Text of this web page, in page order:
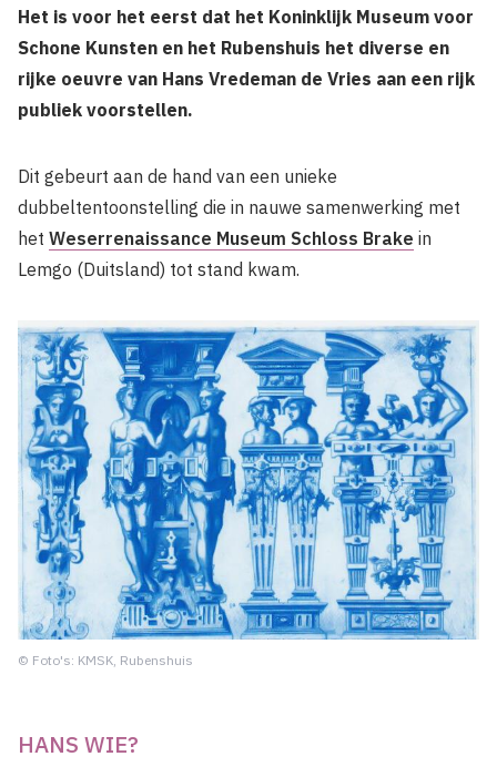
Het is voor het eerst dat het Koninklijk Museum voor
Schone Kunsten en het Rubenshuis het diverse en
rijke oeuvre van Hans Vredeman de Vries aan een rijk
publiek voorstellen.
Dit gebeurt aan de hand van een unieke
dubbeltentoonstelling die in nauwe samenwerking met
het Weserrenaissance Museum Schloss Brake in
Lemgo (Duitsland) tot stand kwam.
© Foto's: KMSK, Rubenshuis
HANS WIE?